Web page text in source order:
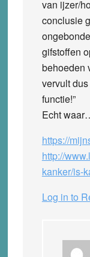
van ijzer/
conclusie
gifstoffen
behoeden
vervult
functie!”
Echt
https://
http://
kanker/is-
Log in to